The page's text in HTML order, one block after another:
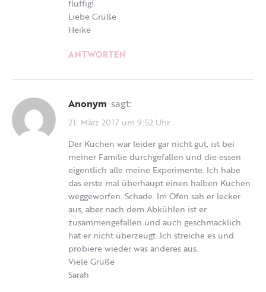
fluffig!
Liebe Grüße
Heike
ANTWORTEN
Anonym sagt:
21. März 2017 um 9:52 Uhr
Der Kuchen war leider gar nicht gut, ist bei
meiner Familie durchgefallen und die essen
eigentlich alle meine Experimente. Ich habe
das erste mal überhaupt einen halben Kuchen
weggeworfen. Schade. Im Ofen sah er lecker
aus, aber nach dem Abkühlen ist er
zusammengefallen und auch geschmacklich
hat er nicht überzeugt. Ich streiche es und
probiere wieder was anderes aus.
Viele Grüße
Sarah